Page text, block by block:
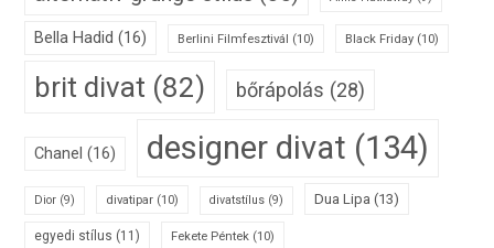
Bella Hadid (16) Berlini Filmfesztivál (10) Black Friday (10)
brit divat (82) bőrápolás (28)
Chanel (16) designer divat (134)
Dior (9) divatipar (10) divatstílus (9) Dua Lipa (13)
egyedi stílus (11) Fekete Péntek (10)